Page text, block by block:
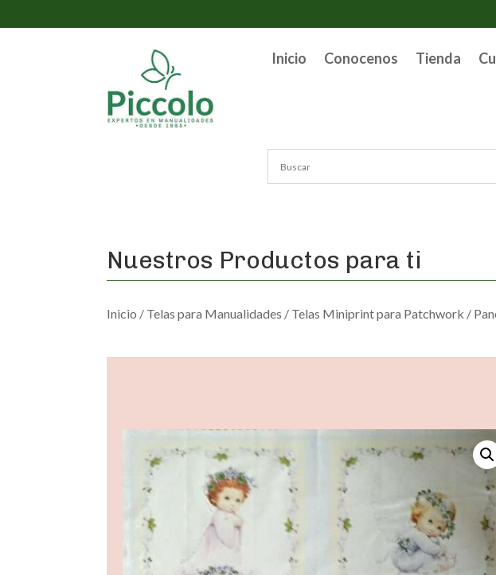
Inicio Conocenos Tienda
Nuestros Productos para ti
Inicio / Telas para Manualidades / Telas Miniprint para Patchwork /